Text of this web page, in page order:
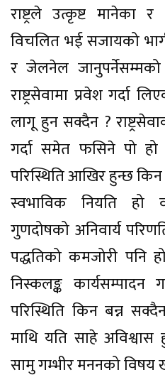
राष्ट्रले उत्कृष्ट मानेका र
विचलित भई सजायको
र जेलनेल
राष्ट्रसेवामा प्रवेश गर्दा
लागू हुन सक्दैन ?
गर्दा समेत फसिने पो हो
परिस्थिति आखिर हुन्छ
स्वभाविक नियति हो
गुणदोषको अनिवार्य
पद्धतिको कमजोरी पनि
निस्कलङ्क कार्यसम्पादन
परिस्थिति किन बन्न सक्दैन
माथि यति साहे
सामु गम्भीर मननको विषय